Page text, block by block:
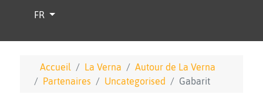
Sélectionnez votre langue
FR
Accueil La Verna
Autour de La Verna
Partenaires
Uncategorised Gabarit